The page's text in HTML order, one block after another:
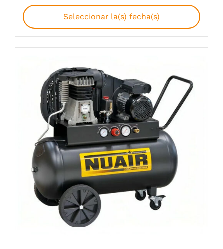
Seleccionar la(s) fecha(s)